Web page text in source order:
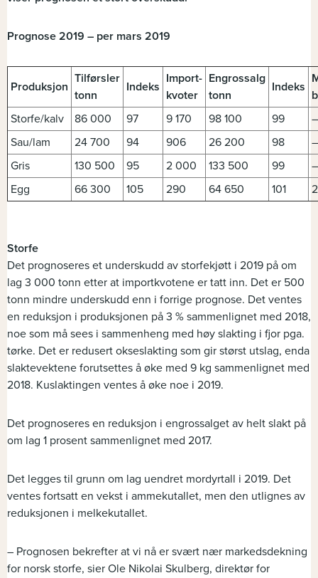
Prognose 2019 – per mars 2019
Produksjon
Tilførsler
tonn
Indeks
Import-
kvoter
Engrossalg
tonn
Indeks
Storfe/kalv
86 000 97 9 170 98 100 99
Sau/lam
24 700 94 906 26 200 98
Gris
130 500 95 2 000 133 500 99
Egg
66 300 105 290 64 650 101
Storfe
Det prognoseres et underskudd av storfekjøtt i 2019 på om
lag 3 000 tonn etter at importkvotene er tatt inn. Det er 500
tonn mindre underskudd enn i forrige prognose. Det ventes
en reduksjon i produksjonen på 3 % sammenlignet med 2018,
noe som må sees i sammenheng med høy slakting i fjor pga.
tørke. Det er redusert okseslakting som gir størst utslag, enda
slaktevektene forutsettes å øke med 9 kg sammenlignet med
2018. Kuslaktingen ventes å øke noe i 2019.
Det prognoseres en reduksjon i engrossalget av helt slakt på
om lag 1 prosent sammenlignet med 2017.
Det legges til grunn om lag uendret mordyrtall i 2019. Det
ventes fortsatt en vekst i ammekutallet, men den utlignes av
reduksjonen i melkekutallet.
– Prognosen bekrefter at vi nå er svært nær markedsdekning
for norsk storfe, sier Ole Nikolai Skulberg, direktør for